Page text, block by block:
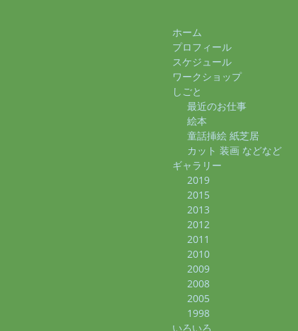
ホーム
プロフィール
スケジュール
ワークショップ
しごと
最近のお仕事
絵本
童話挿絵 紙芝居
カット 装画 などなど
ギャラリー
2019
2015
2013
2012
2011
2010
2009
2008
2005
1998
いろいろ